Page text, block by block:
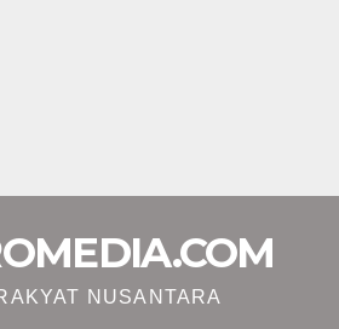
NUSANTARA